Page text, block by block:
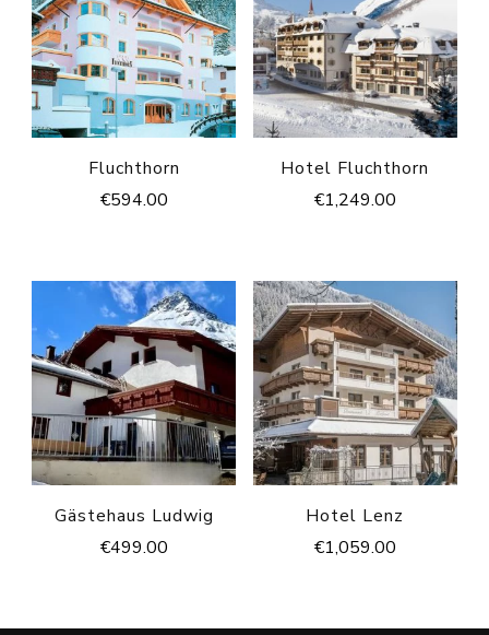
Fluchthorn
€594.00
Hotel Fluchthorn
€1,249.00
Gästehaus Ludwig
€499.00
Hotel Lenz
€1,059.00